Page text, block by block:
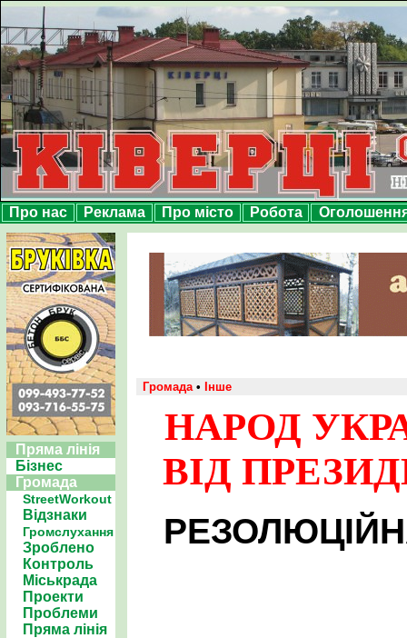
Про нас Реклама Про місто Робота
Пряма лінія
Бізнес
Громада
StreetWorkout
Відзнаки
Громслухання
Зроблено
Контроль
Міськрада
Проекти
Проблеми
Пряма лінія
Громада• Інше
НАРОД
ВІД